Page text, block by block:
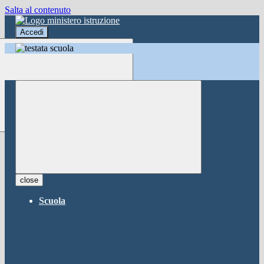
Salta al contenuto
Accedi
Accedi
button close ×
close
Scuola